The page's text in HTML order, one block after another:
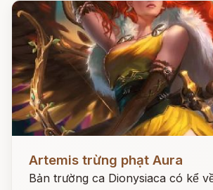
Artemis trừng phạt Aura
Bản trường ca Dionysiaca có kể